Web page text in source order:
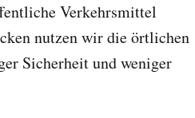
Verkehrsmittel
nutzen wir die örtlichen
Sicherheit und weniger